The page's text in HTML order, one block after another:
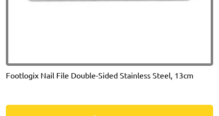
Footlogix Nail File Double-Sided Stainless Steel, 13cm